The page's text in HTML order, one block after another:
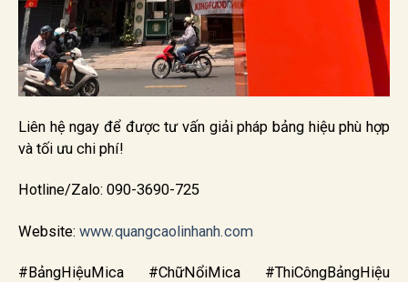
Liên hệ ngay để được tư vấn giải pháp bảng hiệu phù hợp
và tối ưu chi phí!
Hotline/Zalo: 090-3690-725
Website: www.quangcaolinhanh.com
#BảngHiệuMica #ChữNổiMica #ThiCôngBảngHiệu